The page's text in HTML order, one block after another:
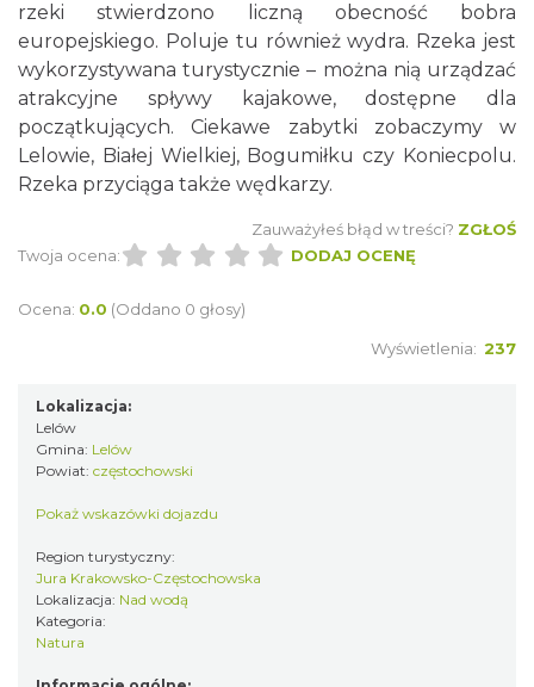
rzeki stwierdzono liczną obecność bobra
europejskiego. Poluje tu również wydra. Rzeka jest
wykorzystywana turystycznie – można nią urządzać
atrakcyjne spływy kajakowe, dostępne dla
początkujących. Ciekawe zabytki zobaczymy w
Lelowie, Białej Wielkiej, Bogumiłku czy Koniecpolu.
Rzeka przyciąga także wędkarzy.
Zauważyłeś błąd w treści? ZGŁOŚ
Twoja ocena:
DODAJ OCENĘ
Ocena: 0.0 (Oddano 0 głosy)
Wyświetlenia: 237
Lokalizacja:
Lelów
Gmina: Lelów
Powiat: częstochowski
Pokaż wskazówki dojazdu
Region turystyczny:
Jura Krakowsko-Częstochowska
Lokalizacja: Nad wodą
Kategoria:
Natura